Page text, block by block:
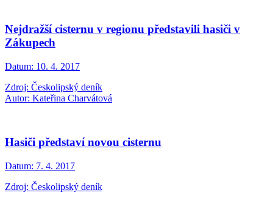
Nejdražší cisternu v regionu představili hasiči v
Zákupech
Datum: 10. 4. 2017
Zdroj: Českolipský deník
Autor: Kateřina Charvátová
Hasiči představí novou cisternu
Datum: 7. 4. 2017
Zdroj: Českolipský deník